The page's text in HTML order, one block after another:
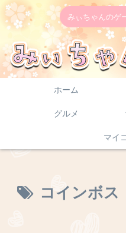
みぃちゃんのゲ
ホーム
グルメ
マイ
コインボス